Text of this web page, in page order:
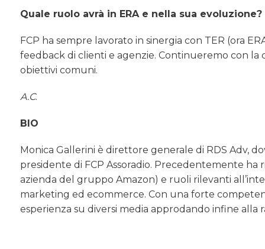
Quale ruolo avrà in ERA e nella sua
FCP ha sempre lavorato in sinergia con TER (ora
feedback di clienti e agenzie. Continueremo con
obiettivi comuni.
A.C.
BIO
Monica Gallerini è direttore generale di RDS Adv,
presidente di FCP Assoradio. Precedentemente
azienda del gruppo Amazon) e ruoli rilevanti
marketing ed ecommerce. Con una forte
esperienza su diversi media approdando infine